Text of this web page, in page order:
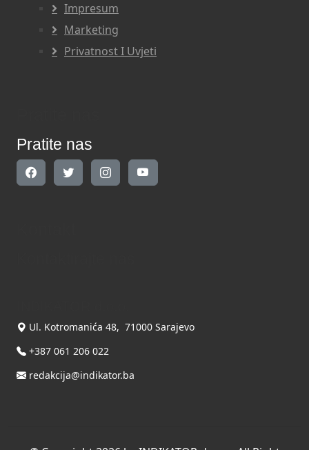
Impresum
Marketing
Privatnost I Uvjeti
Pratite nas
Ul. Kotromanića 48, 71000 Sarajevo
+387 061 206 022
redakcija@indikator.ba